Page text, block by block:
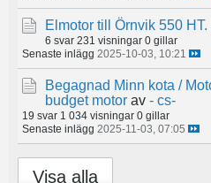
Elmotor till Örnvik 550 HT.
6 svar 231 visningar 0 gillar
Senaste inlägg 2025-10-03, 10:21
Begagnad Minn kota /
budget motor av - cs-
19 svar 1 034 visningar 0 gillar
Senaste inlägg 2025-11-03, 07:05
Visa alla